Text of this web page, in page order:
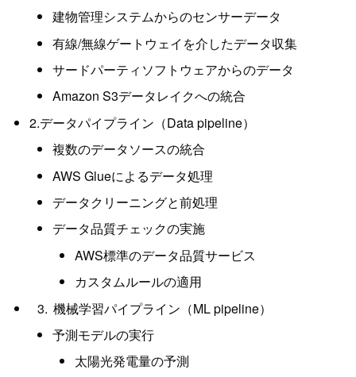
建物管理システムからのセンサーデータ
有線/無線ゲートウェイを介したデータ収集
サードパーティソフトウェアからのデータ
Amazon S3データレイクへの統合
2.データパイプライン（Data pipeline）
複数のデータソースの統合
AWS Glueによるデータ処理
データクリーニングと前処理
データ品質チェックの実施
AWS標準のデータ品質サービス
カスタムルールの適用
機械学習パイプライン（ML pipeline）
予測モデルの実行
太陽光発電量の予測